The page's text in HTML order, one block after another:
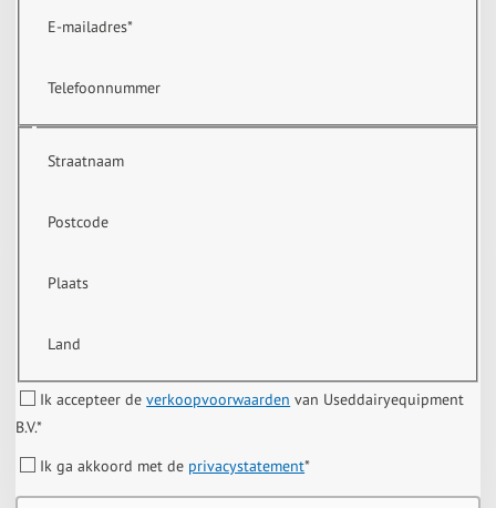
E-mailadres*
Telefoonnummer
Straatnaam
Postcode
Plaats
Land
Ik accepteer deverkoopvoorwaarden van Useddairyequipment
B.V.*
Ik ga akkoord met de privacystatement*